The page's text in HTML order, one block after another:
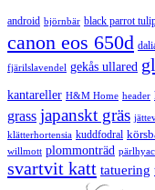
android björnbär black parrot
canon eos 650d
fjärilslavendel gekås ullared
kantareller H&M Home header
grass japanskt gräs
klätterhortensia kuddfodral
willmott plommonträd
svartvit katt tatuering